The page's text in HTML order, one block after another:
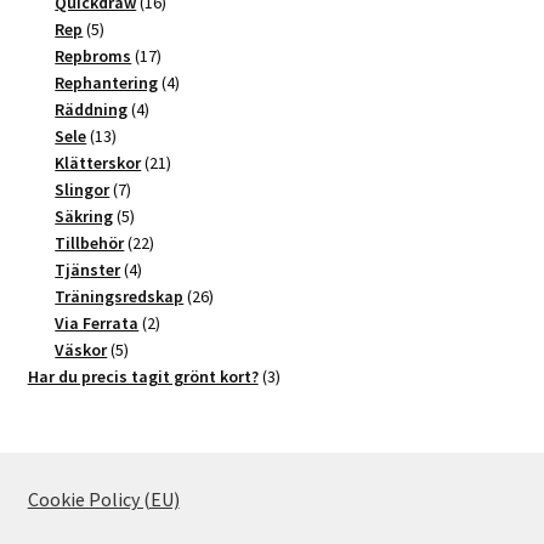
Rep 55
produkter
Repbroms 1717
produkter
Rephantering 44
Räddning 44
Sele 1313
produkter
Klätterskor 2121
Slingor 77
produkter
Säkring 55
produkter
Tillbehör 2222
Tjänster 44
produkter
Träningsredskap 2626
Via Ferrata 22
Väskor 55
produkter
Har du precis tagit grönt kort? 33
Cookie Policy (EU)